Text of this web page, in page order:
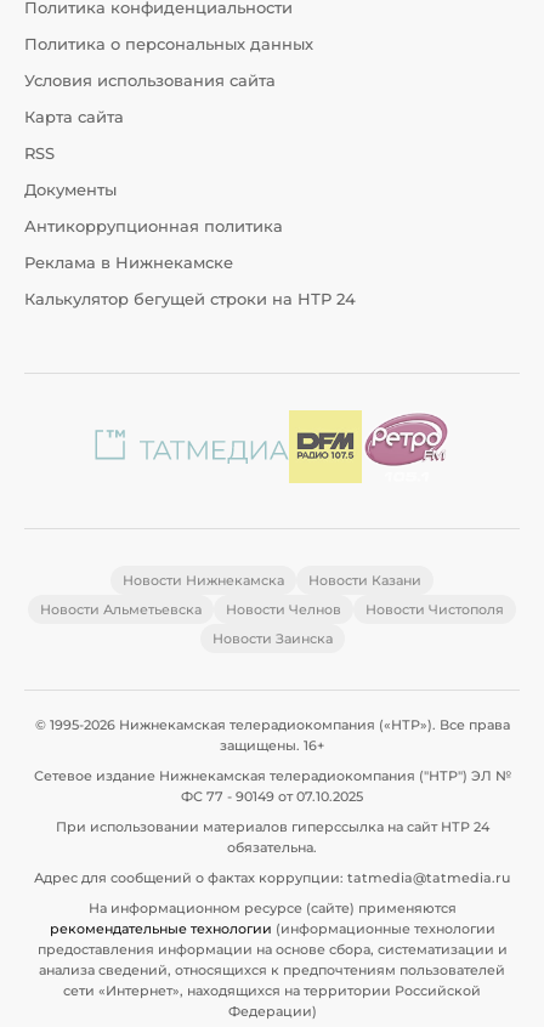
Политика конфиденциальности
Политика о персональных данных
Условия использования сайта
Карта сайта
RSS
Документы
Антикоррупционная политика
Реклама в Нижнекамске
Калькулятор бегущей строки на НТР 24
Новости Нижнекамска
Новости Казани
Новости Альметьевска
Новости Челнов
Новости Чистополя
Новости Заинска
© 1995-2026 Нижнекамская телерадиокомпания («НТР»). Все права
защищены. 16+
Сетевое издание Нижнекамская телерадиокомпания ("НТР") ЭЛ №
ФС 77 - 90149 от 07.10.2025
При использовании материалов гиперссылка на сайт НТР 24
обязательна.
Адрес для сообщений о фактах коррупции: tatmedia@tatmedia.ru
На информационном ресурсе (сайте) применяются
рекомендательные технологии (информационные технологии
предоставления информации на основе сбора, систематизации и
анализа сведений, относящихся к предпочтениям пользователей
сети «Интернет», находящихся на территории Российской
Федерации)